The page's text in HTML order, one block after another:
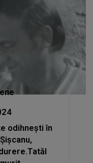
odihnești în